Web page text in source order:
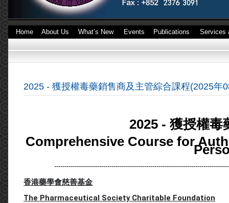
Home About Us What’s New Events Publications Services
2025 - 獲授權毒藥銷售商及主管綜合課程(2025年
2025 - 獲授權毒
Comprehensive Course for
香港藥學會慈善基金
The Pharmaceutical Society Charitable Foundation